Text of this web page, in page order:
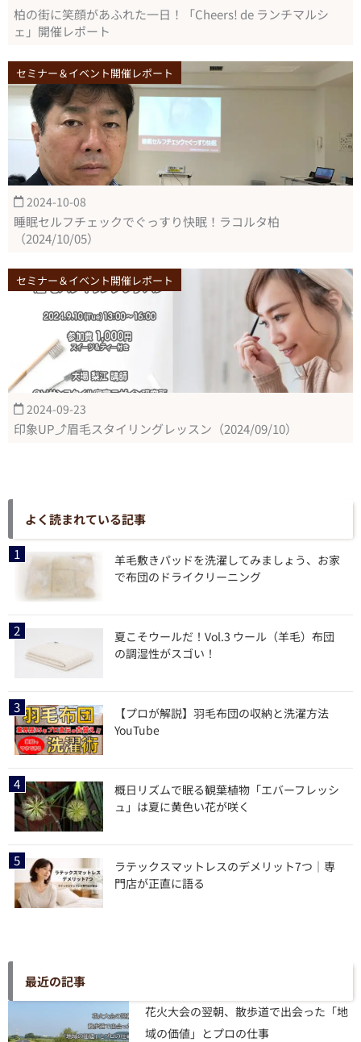
柏の街に笑顔があふれた一日！「Cheers! de ランチマルシ
ェ」開催レポート
セミナー＆イベント開催レポート
2024-10-08
睡眠セルフチェックでぐっすり快眠！ラコルタ柏
（2024/10/05）
セミナー＆イベント開催レポート
2024-09-23
印象UP⤴眉毛スタイリングレッスン（2024/09/10）
よく読まれている記事
羊毛敷きパッドを洗濯してみましょう、お家
で布団のドライクリーニング
夏こそウールだ！Vol.3 ウール（羊毛）布団
の調湿性がスゴい！
【プロが解説】羽毛布団の収納と洗濯方法
YouTube
概日リズムで眠る観葉植物「エバーフレッシ
ュ」は夏に黄色い花が咲く
ラテックスマットレスのデメリット7つ｜専
門店が正直に語る
最近の記事
花火大会の翌朝、散歩道で出会った「地
域の価値」とプロの仕事